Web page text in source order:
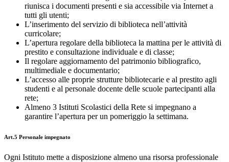
riunisca i documenti presenti e sia accessibile via Internet a
tutti gli utenti;
L’inserimento del servizio di biblioteca nell’attività
curricolare;
L’apertura regolare della biblioteca la mattina per le attività di
prestito e consultazione individuale e di classe;
Il regolare aggiornamento del patrimonio bibliografico,
multimediale e documentario;
L’accesso alle proprie strutture bibliotecarie e al prestito agli
studenti e al personale docente delle scuole partecipanti alla
rete;
Almeno 3 Istituti Scolastici della Rete si impegnano a
garantire l’apertura per un pomeriggio la settimana.
Art.5 Personale impegnato
Ogni Istituto mette a disposizione almeno una risorsa professionale